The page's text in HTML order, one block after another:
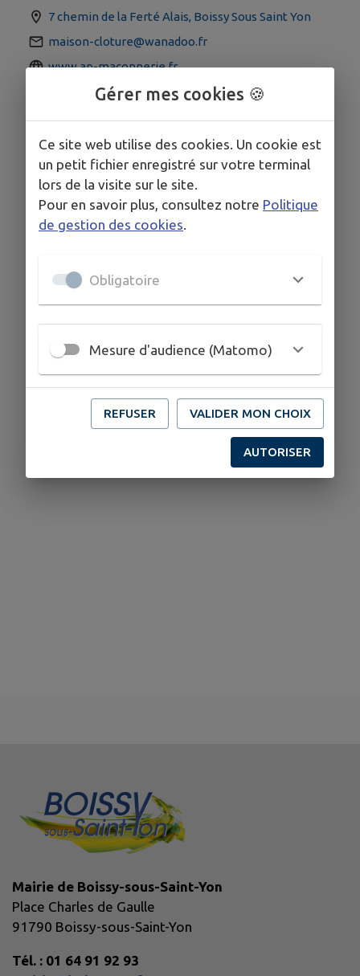
7 chemin de la Ferté Alais, Boissy Sous Saint Yon
maison-cloture@wanadoo.fr
www.ap-maconnerie.fr
0164956100
Mairie de Boissy-sous-Saint-Yon
Place Charles de Gaulle
91790 Boissy-sous-Saint-Yon
Tél. : 01 64 91 92 93
Gérer mes cookies 🍪
Ce site web utilise des cookies. Un cookie est
un petit fichier enregistré sur votre terminal
lors de la visite sur le site.
Pour en savoir plus, consultez notre Politique
de gestion des cookies.
Obligatoire
Mesure d'audience (Matomo)
REFUSER VALIDER MON CHOIX
AUTORISER